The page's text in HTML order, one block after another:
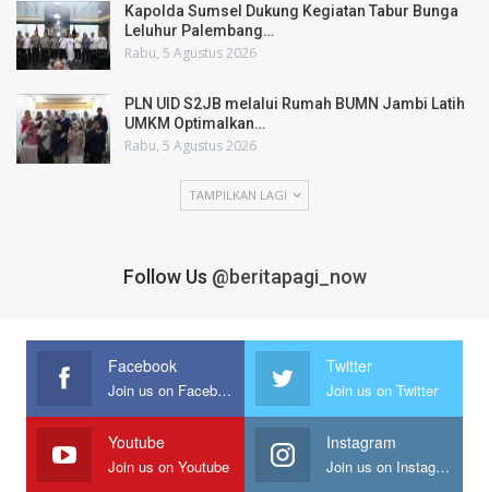
Kapolda Sumsel Dukung Kegiatan Tabur Bunga
Leluhur Palembang…
Rabu, 5 Agustus 2026
PLN UID S2JB melalui Rumah BUMN Jambi Latih
UMKM Optimalkan…
Rabu, 5 Agustus 2026
TAMPILKAN LAGI
Follow Us @beritapagi_now
Facebook
Join us on Facebook
Twitter
Join us on Twitter
Youtube
Join us on Youtube
Instagram
Join us on Instagram